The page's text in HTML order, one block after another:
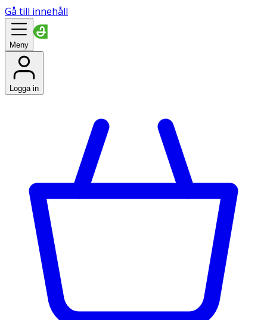
Gå till innehåll
Meny
Logga in